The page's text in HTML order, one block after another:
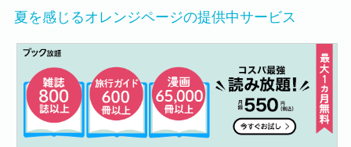
夏を感じるオレンジページの提供中サービス